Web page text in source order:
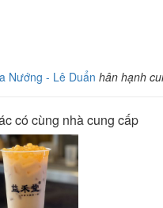
Nướng - Lê Duẩn hân hạnh
có cùng nhà cung cấp